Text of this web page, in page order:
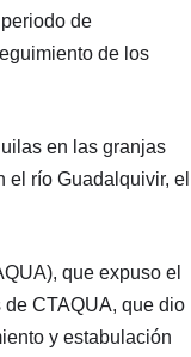
de
de los
en las granjas
río Guadalquivir, el
que expuso el
CTAQUA, que dio
y estabulación